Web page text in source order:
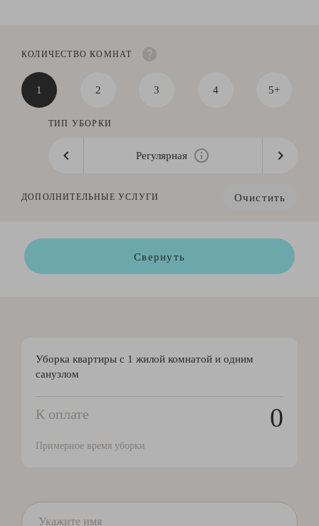
КОЛИЧЕСТВО КОМНАТ
1 2 3 4 5+
ТИП УБОРКИ
Регулярная
ДОПОЛНИТЕЛЬНЫЕ УСЛУГИ Очистить
Свернуть
Уборка квартиры с 1 жилой комнатой и одним
санузлом
К оплате 0
Примерное время уборки